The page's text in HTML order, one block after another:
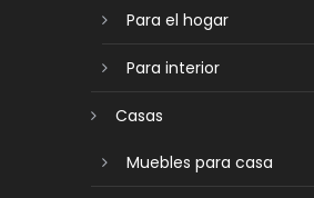
Para el hogar
Para interior
Casas
Muebles para casa